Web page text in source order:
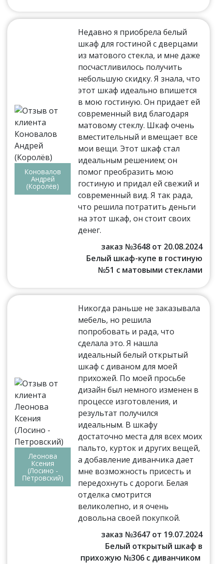
Коновалов
Андрей
(Королёв)
Недавно я приобрела белый
шкаф для гостиной с дверцами
из матового стекла, и мне даже
посчастливилось получить
небольшую скидку. Я знала, что
этот шкаф идеально впишется
в мою гостиную. Он придает ей
современный вид благодаря
матовому стеклу. Шкаф очень
вместительный и вмещает все
мои вещи. Этот шкаф стал
идеальным решением; он
помог преобразить мою
гостиную и придал ей свежий и
современный вид. Я так рада,
что решила потратить деньги
на этот шкаф, он стоит своих
денег.
заказ №3648 от 20.08.2024
Белый шкаф-купе в гостиную
№51 с матовыми стеклами
Леонова
Ксения
(Лосино -
Петровский)
Никогда раньше не заказывала
мебель, но решила
попробовать и рада, что
сделала это. Я нашла
идеальный белый открытый
шкаф с диваном для моей
прихожей. По моей просьбе
дизайн был немного изменен в
процессе изготовления, и
результат получился
идеальным. В шкафу
достаточно места для всех моих
пальто, курток и других вещей,
а добавление диванчика дает
мне возможность присесть и
передохнуть с дороги. Белая
отделка смотрится
великолепно, и я очень
довольна своей покупкой.
заказ №3647 от 19.07.2024
Белый открытый шкаф в
прихожую №306 с диванчиком